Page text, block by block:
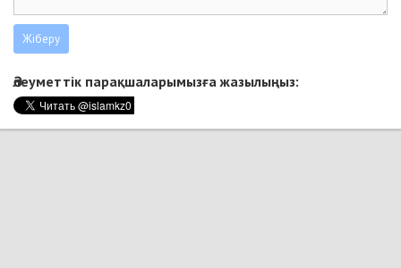
Әлеуметтік парақшаларымызға жазылыңыз: